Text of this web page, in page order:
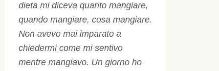
dieta mi diceva quanto mangiare,
quando mangiare, cosa mangiare.
Non avevo mai imparato a
chiedermi come mi sentivo
mentre mangiavo. Un giorno ho